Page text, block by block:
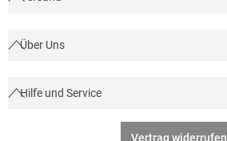
Über Uns
Hilfe und Service
Vertrag widerrufen